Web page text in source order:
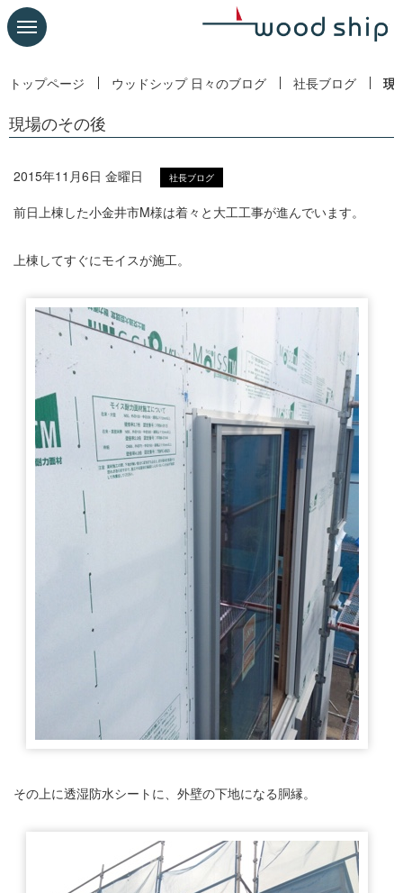
トップページ ウッドシップ 日々のブログ 社長ブログ 現
現場のその後
2015年11月6日 金曜日 社長ブログ
前日上棟した小金井市M様は着々と大工工事が進んでいます。
上棟してすぐにモイスが施工。
その上に透湿防水シートに、外壁の下地になる胴縁。